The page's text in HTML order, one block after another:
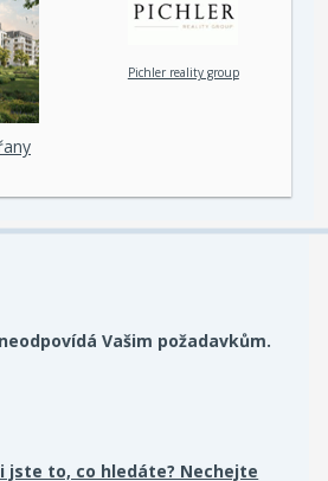
Pichler reality group
Vašim požadavkům.
jste to, co hledáte? Nechejte